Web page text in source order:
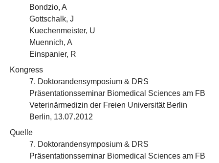
Bondzio, A
Gottschalk, J
Kuechenmeister, U
Muennich, A
Einspanier, R
Kongress
7. Doktorandensymposium & DRS
Präsentationsseminar Biomedical Sciences am FB
Veterinärmedizin der Freien Universität Berlin
Berlin, 13.07.2012
Quelle
7. Doktorandensymposium & DRS
Präsentationsseminar Biomedical Sciences am FB